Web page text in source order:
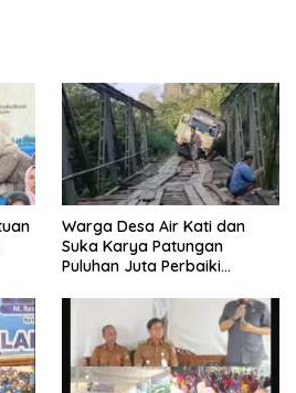
Warga Desa Air Kati dan
Suka Karya Patungan
Puluhan Juta Perbaiki